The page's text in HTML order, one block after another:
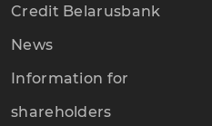
Credit Belarusbank
News
Information for
shareholders